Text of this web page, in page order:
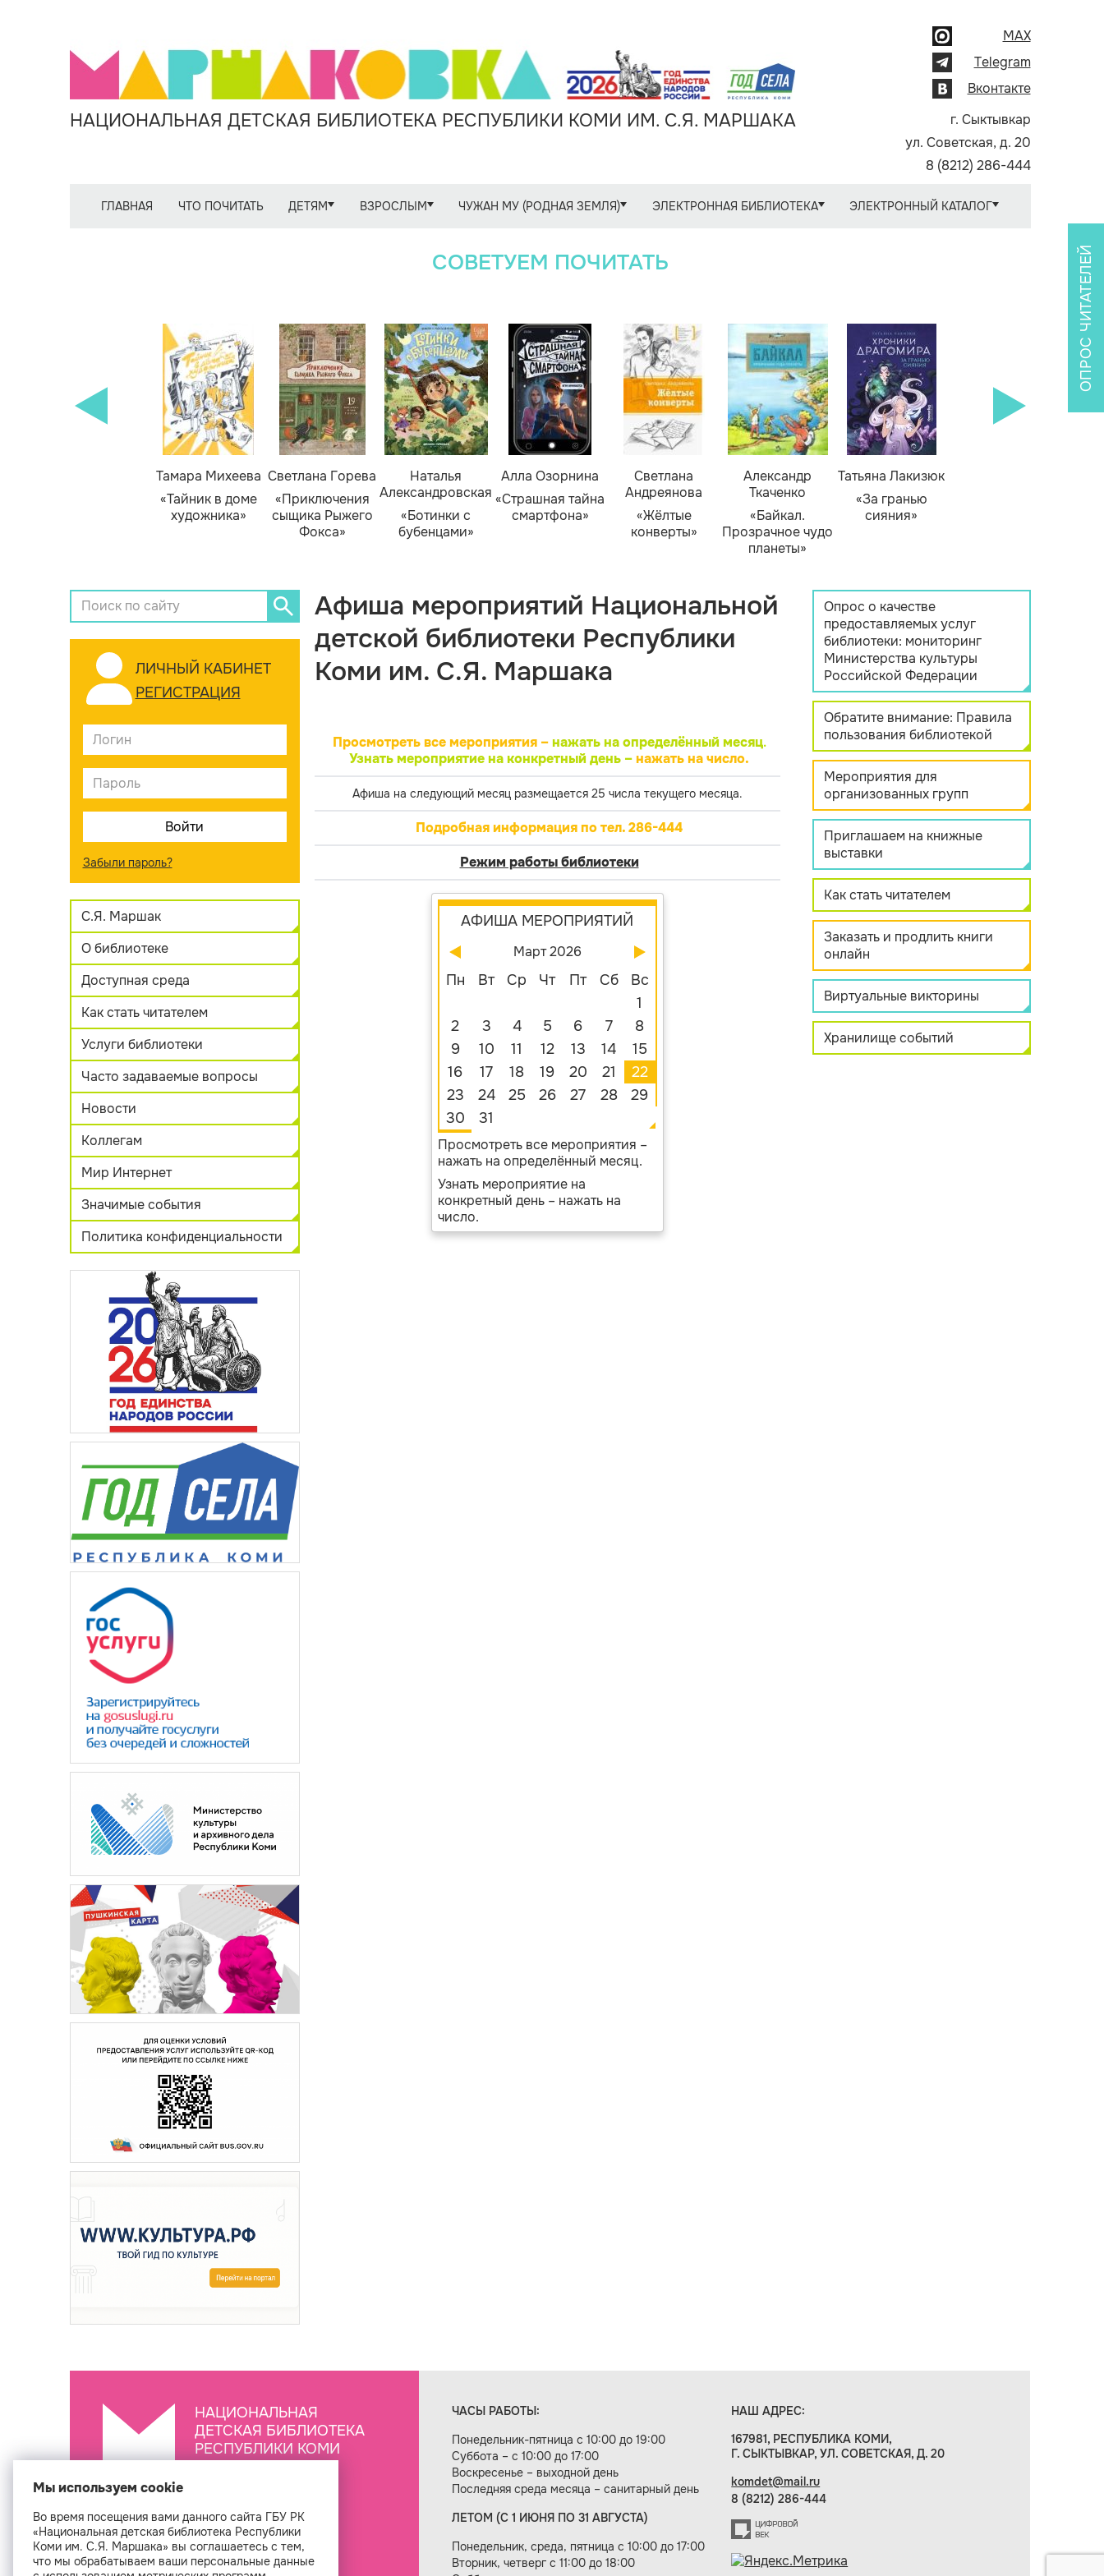
НАЦИОНАЛЬНАЯ ДЕТСКАЯ БИБЛИОТЕКА РЕСПУБЛИКИ КОМИ ИМ. С.Я. МАРШАКА
MAX
Telegram
Вконтакте
г. Сыктывкар
ул. Советская, д. 20
8 (8212) 286-444
ГЛАВНАЯ ЧТО ПОЧИТАТЬ ДЕТЯМ ВЗРОСЛЫМ ЧУЖАН МУ (РОДНАЯ ЗЕМЛЯ) ЭЛЕКТРОННАЯ БИБЛИОТЕКА ЭЛЕКТРОННЫЙ КАТАЛОГ
СОВЕТУЕМ ПОЧИТАТЬ
Тамара Михеева
«Тайник в доме
художника»
Светлана Горева
«Приключения
сыщика Рыжего
Фокса»
Наталья
Александровская
«Ботинки с
бубенцами»
Алла Озорнина
«Страшная тайна
смартфона»
Светлана
Андреянова
«Жёлтые
конверты»
Александр
Ткаченко
«Байкал.
Прозрачное чудо
планеты»
Татьяна Лакизюк
«За гранью
сияния»
ЛИЧНЫЙ КАБИНЕТ
РЕГИСТРАЦИЯ
Забыли пароль?
С.Я. Маршак
О библиотеке
Доступная среда
Как стать читателем
Услуги библиотеки
Часто задаваемые вопросы
Новости
Коллегам
Мир Интернет
Значимые события
Политика конфиденциальности
Афиша мероприятий Национальной
детской библиотеки Республики
Коми им. С.Я. Маршака
Просмотреть все мероприятия – нажать на определённый месяц.
Узнать мероприятие на конкретный день –нажать на число.
Афиша на следующий месяц размещается 25 числа текущего месяца.
Подробная информация по тел. 286-444
Режим работы библиотеки
АФИША МЕРОПРИЯТИЙ
Март 2026
Пн Вт Ср Чт Пт Сб
Вс
1
2
3 4 5 6 7
8
9
10 11 12 13 14
15
16
17 18 19 20 21
22
23
24 25 26 27 28
29
30
31
Просмотреть все мероприятия –
нажать на определённый месяц.
Узнать мероприятие на
конкретный день – нажать на
число.
ОПРОС ЧИТАТЕЛЕЙ
Опрос о качестве
предоставляемых услуг
библиотеки: мониторинг
Министерства культуры
Российской Федерации
Обратите внимание: Правила
пользования библиотекой
Мероприятия для
организованных групп
Приглашаем на книжные
выставки
Как стать читателем
Заказать и продлить книги
онлайн
Виртуальные викторины
Хранилище событий
НАЦИОНАЛЬНАЯ
ДЕТСКАЯ БИБЛИОТЕКА
РЕСПУБЛИКИ КОМИ
ЧАСЫ РАБОТЫ:
Понедельник-пятница с 10:00 до 19:00
Суббота – с 10:00 до 17:00
Воскресенье – выходной день
Последняя среда месяца – санитарный день
ЛЕТОМ (С 1 ИЮНЯ ПО 31 АВГУСТА)
Понедельник, среда, пятница с 10:00 до 17:00
Вторник, четверг с 11:00 до 18:00
НАШ АДРЕС:
167981, РЕСПУБЛИКА КОМИ,
Г. СЫКТЫВКАР, УЛ. СОВЕТСКАЯ, Д. 20
komdet@mail.ru
8 (8212) 286-444
Создание сайта — веб-студия «Цифровой век»
Мы используем cookie
Во время посещения вами данного сайта ГБУ РК
«Национальная детская библиотека Республики
Коми им. С.Я. Маршака» вы соглашаетесь с тем,
что мы обрабатываем ваши персональные данные